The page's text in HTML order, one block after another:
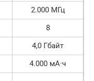
2.000 МГц
8
4,0 Гбайт
4.000 мА·ч